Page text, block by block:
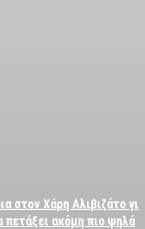
στον Χάρη Αλιβιζάτο για
πετάξει ακόμη πιο ψηλά